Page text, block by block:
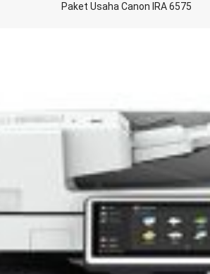
Paket Usaha Canon IRA 6575